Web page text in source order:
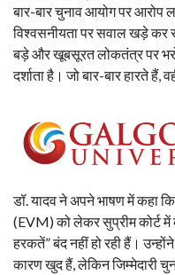
बार-बार चुनाव आयोग पर
विश्वसनीयता पर सवाल खड़े कर
बड़े और खूबसूरत लोकतंत्र पर
दर्शाता है। जो बार-बार हारते
डॉ. यादव ने अपने भाषण में कहा
(EVM) को लेकर सुप्रीम कोर्ट में
हरकतें” बंद नहीं हो रही हैं।
कारण खुद हैं, लेकिन जिम्मेदारी